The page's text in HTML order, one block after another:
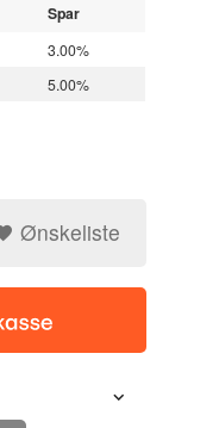
Spar
3.00%
5.00%
Ønskeliste